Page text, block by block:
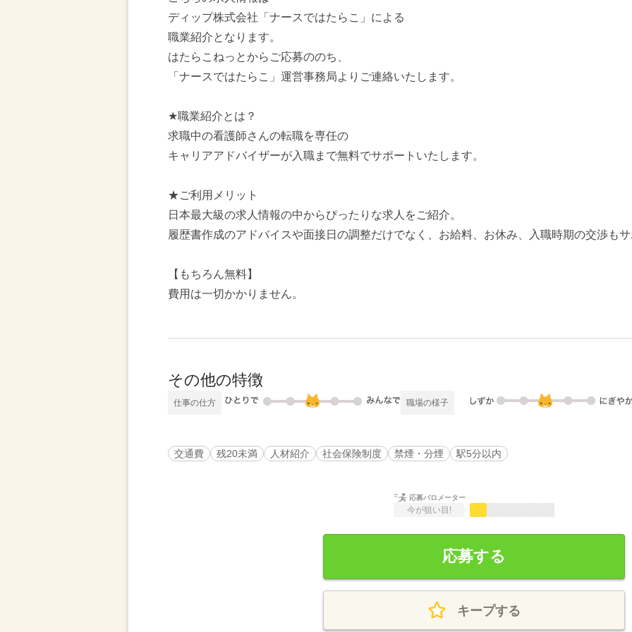
ディップ株式会社「ナースではたらこ」による
職業紹介となります。
はたらこねっとからご応募ののち、
「ナースではたらこ」運営事務局よりご連絡いたします。
★職業紹介とは？
求職中の看護師さんの転職を専任の
キャリアアドバイザーが入職まで無料でサポートいたします。
★ご利用メリット
日本最大級の求人情報の中からぴったりな求人をご紹介。
履歴書作成のアドバイスや面接日の調整だけでなく、お給料、お休み、入職時期の交渉もサ
【もちろん無料】
費用は一切かかりません。
その他の特徴
仕事の仕方 職場の様子
交通費 残20未満 人材紹介 社会保険制度 禁煙・分煙 駅5分以内
応募バロメーター
今が狙い目!
応募する
キープする